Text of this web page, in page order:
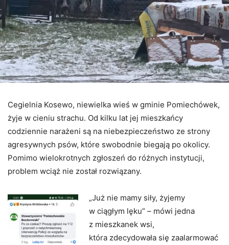
Cegielnia Kosewo, niewielka wieś w gminie Pomiechówek,
żyje w cieniu strachu. Od kilku lat jej mieszkańcy
codziennie narażeni są na niebezpieczeństwo ze strony
agresywnych psów, które swobodnie biegają po okolicy.
Pomimo wielokrotnych zgłoszeń do różnych instytucji,
problem wciąż nie został rozwiązany.
„Już nie mamy siły, żyjemy
w ciągłym lęku” – mówi jedna
z mieszkanek wsi,
która zdecydowała się zaalarmować